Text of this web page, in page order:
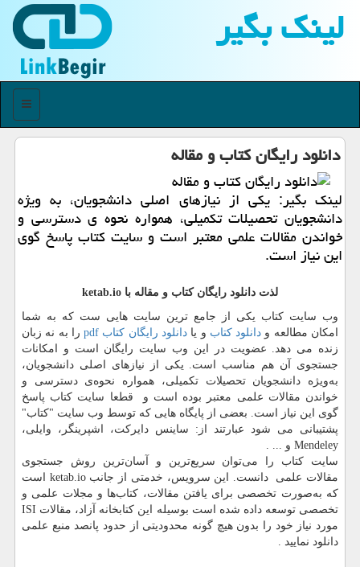
لینك بگیر
منو
دانلود رایگان كتاب و مقاله
لینك بگیر: یكی از نیازهای اصلی دانشجویان، به ویژه
دانشجویان تحصیلات تكمیلی، همواره نحوه ی دسترسی و
خواندن مقالات علمی معتبر است و سایت كتاب پاسخ گوی
این نیاز است.
لذت دانلود رایگان کتاب و مقاله با ketab.io
وب سایت کتاب یکی از جامع ترین سایت هایی ست که به شما
امکان مطالعه و دانلود کتاب و یا دانلود رایگان کتاب pdfرا به نه زبان
زنده می دهد. عضویت در این وب سایت رایگان است و امکانات
جستجوی آن هم مناسب است. یکی از نیازهای اصلی دانشجویان،
به‌ویژه دانشجویان تحصیلات تکمیلی، همواره نحوه‌ی دسترسی و
خواندن مقالات علمی معتبر بوده است و قطعا سایت کتاب پاسخ
گوی این نیاز است. بعضی از پایگاه هایی که توسط وب سایت "کتاب"
پشتیبانی می شود عبارتند از: ساینس دایرکت، اشپرینگر، وایلی،
Mendeley و ... .
سایت کتاب را می‌توان سریع‌ترین و آسان‌ترین روش جستجوی
مقالات علمی دانست. این سرویس، خدمتی از جانبketab.io
است
که به‌صورت تخصصی برای یافتن مقالات، کتاب‌ها و مجلات علمی و
تخصصی توسعه داده شده است بوسیله این کتابخانه آزاد، مقالات ISI
مورد نیاز خود را بدون هیچ گونه محدودیتی از حدود پانصد منبع علمی
دانلود نمایید .